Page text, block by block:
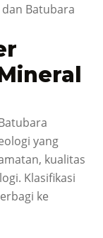
Batubara
yang
kualitas
Klasifikasi
ke